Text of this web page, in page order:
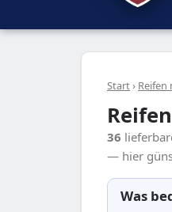
Start› Reifen
36
— hier
Was